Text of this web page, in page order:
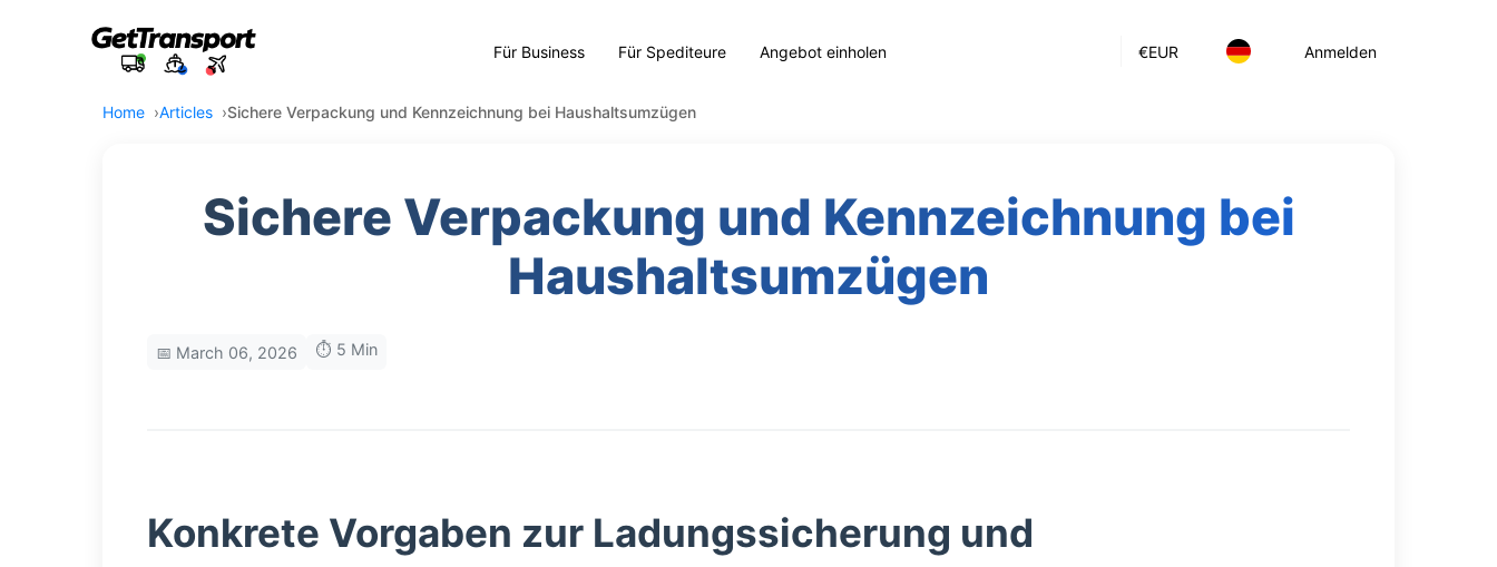
€EUR Anmelden
Für Business Für Spediteure Angebot einholen
Home Articles Sichere Verpackung und Kennzeichnung bei Haushaltsumzügen
Sichere Verpackung und Kennzeichnung bei
Haushaltsumzügen
📅 March 06, 2026 ⏱️ 5 Min
Konkrete Vorgaben zur Ladungssicherung und